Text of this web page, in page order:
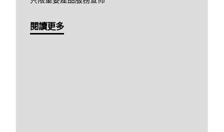
閱讀更多